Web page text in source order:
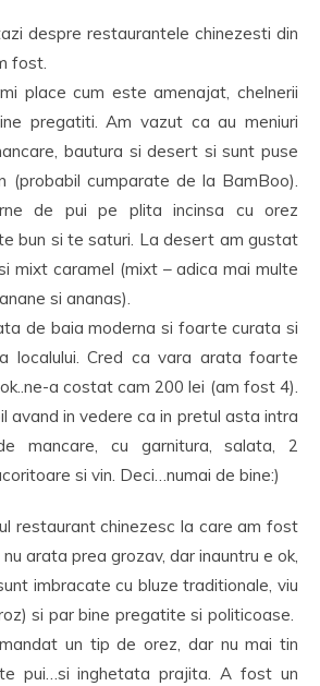
despre restaurantele chinezesti din
fost.
place cum este amenajat, chelnerii
pregatiti. Am vazut ca au meniuri
bautura si desert si sunt puse
(probabil cumparate de la BamBoo).
de pui pe plita incinsa cu orez
bun si te saturi. La desert am gustat
mixt caramel (mixt – adica mai multe
si ananas).
de baia moderna si foarte curata si
localului. Cred ca vara arata foarte
a costat cam 200 lei (am fost 4).
avand in vedere ca in pretul asta intra
mancare, cu garnitura, salata, 2
si vin. Deci…numai de bine:)
restaurant chinezesc la care am fost
arata prea grozav, dar inauntru e ok,
imbracate cu bluze traditionale, viu
si par bine pregatite si politicoase.
un tip de orez, dar nu mai tin
pui…si inghetata prajita. A fost un